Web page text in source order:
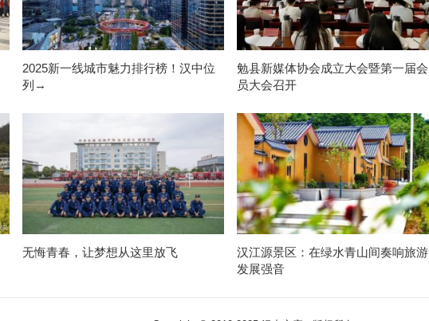
2025新一线城市魅力排行榜！汉中位
列→
勉县新媒体协会成立大会暨第一届会
员大会召开
无悔青春，让梦想从这里放飞
汉江源景区：在绿水青山间奏响旅游
发展强音